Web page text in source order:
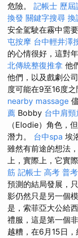
危險。 記帳士 歷屆
換發 關鍵字搜尋 換
安全駕駛在霧中需
屯按摩 台中輕井澤
的心情很好，這對
北傳統整復推拿 他
他們，以及戲劇公
度可能在9至16度
nearby massage
薦 Bobby 台中肩頸
（Elodie）角色，
潛力。 台中spa 埃
雖然有前途的想法
上，實際上，它實
筋 記帳士 高考 普考
預測的結局發展，
影仍然只是另一個
是，索菲亞大公給
禮服，這是第一個
越糟，在6月15日